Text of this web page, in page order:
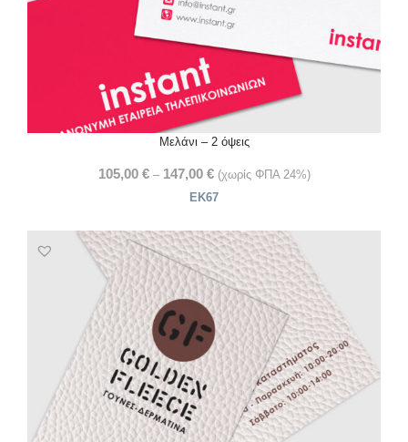
Μελάνι – 2 όψεις
105,00 € – 147,00 € (χωρίς ΦΠΑ 24%)
ΕΚ67